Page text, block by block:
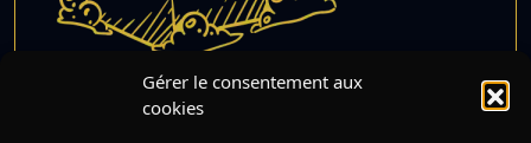
Gérer le consentement aux
cookies